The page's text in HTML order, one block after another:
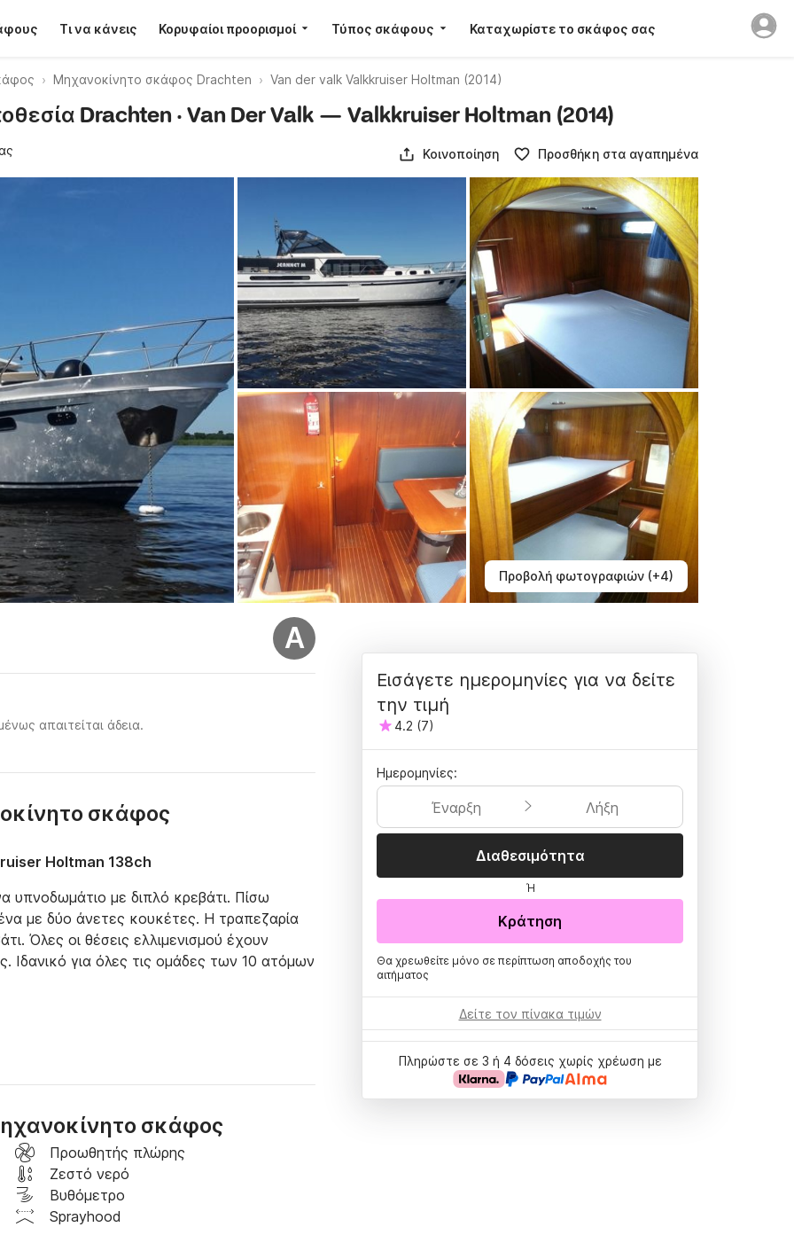
Τι να κάνεις Κορυφαίοι προορισμοί Τύπος σκάφους Καταχωρίστε το σκάφος σας
Μηχανοκίνητο σκάφος Drachten Van der valk Valkkruiser Holtman (2014)
Προβολή φωτογραφιών (+4)
Drachten · Van Der Valk — Valkkruiser Holtman (2014)
Κοινοποίηση Προσθήκη στα αγαπημένα
A
απαιτείται άδεια.
σκάφος
Holtman 138ch
υπνοδωμάτιο με διπλό κρεβάτι. Πίσω
με δύο άνετες κουκέτες. Η τραπεζαρία
Όλες οι θέσεις ελλιμενισμού έχουν
Ιδανικό για όλες τις ομάδες των 10 ατόμων
προωθητήρες.
σκάφος
Προωθητής πλώρης
Ζεστό νερό
Βυθόμετρο
Sprayhood
Εισάγετε ημερομηνίες για να δείτε
την τιμή
4.2 (7)
Ημερομηνίες:
Έναρξη Λήξη
Διαθεσιμότητα
Ή
Κράτηση
Θα χρεωθείτε μόνο σε περίπτωση αποδοχής του
αιτήματος
Δείτε τον πίνακα τιμών
Πληρώστε σε 3 ή 4 δόσεις χωρίς χρέωση με